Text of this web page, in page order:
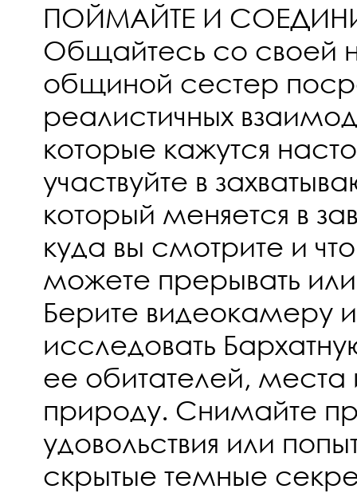
ПОЙМАЙТЕ И
Общайтесь со своей
общиной сестер
реалистичных
которые кажутся
участвуйте в
который меняется в
куда вы смотрите и
можете прерывать
Берите видеокамеру и
исследовать
ее обитателей,
природу. Снимайте
удовольствия или
скрытые темные